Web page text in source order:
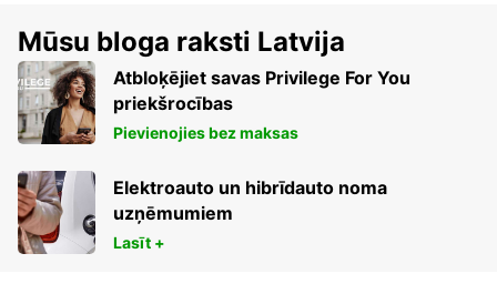
Mūsu bloga raksti Latvija
Atbloķējiet savas Privilege For You
priekšrocības
Pievienojies bez maksas
Elektroauto un hibrīdauto noma
uzņēmumiem
Lasīt +